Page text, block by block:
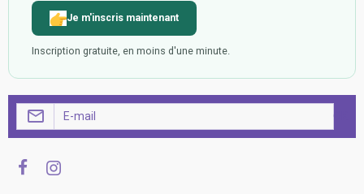
Je m'inscris maintenant
Inscription gratuite, en moins d'une minute.
OK